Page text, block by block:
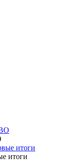
итоги